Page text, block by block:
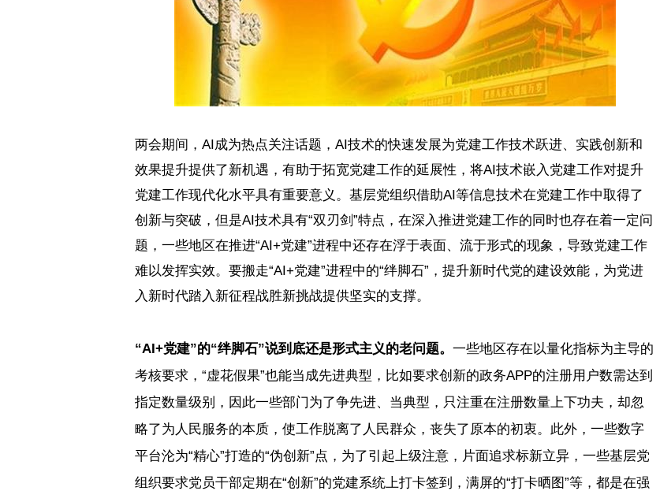
两会期间， AI成为热点关注话题， AI技术的快速发展为党建工作技术跃进、实践创新和
效果提升提供了新机遇，有助于拓宽党建工作的延展性，将AI技术嵌入党建工作对提升
党建工作现代化水平具有重要意义。基层党组织借助AI等信息技术在党建工作中取得了
创新与突破，但是AI技术具有“双刃剑”特点，在深入推进党建工作的同时也存在着一定问
题，一些地区在推进“AI+党建”进程中还存在浮于表面、流于形式的现象，导致党建工作
难以发挥实效。要搬走“AI+党建”进程中的“绊脚石”，提升新时代党的建设效能，为党进
入新时代踏入新征程战胜新挑战提供坚实的支撑。
“AI+党建”的“绊脚石”说到底还是形式主义的老问题。 一些地区存在以量化指标为主导的
考核要求，“虚花假果”也能当成先进典型，比如要求创新的政务APP的注册用户数需达到
指定数量级别，因此一些部门为了争先进、当典型，只注重在注册数量上下功夫，却忽
略了为人民服务的本质，使工作脱离了人民群众，丧失了原本的初衷。此外，一些数字
平台沦为“精心”打造的“伪创新”点，为了引起上级注意，片面追求标新立异，一些基层党
组织要求党员干部定期在“创新”的党建系统上打卡签到，满屏的“打卡晒图”等，都是在强